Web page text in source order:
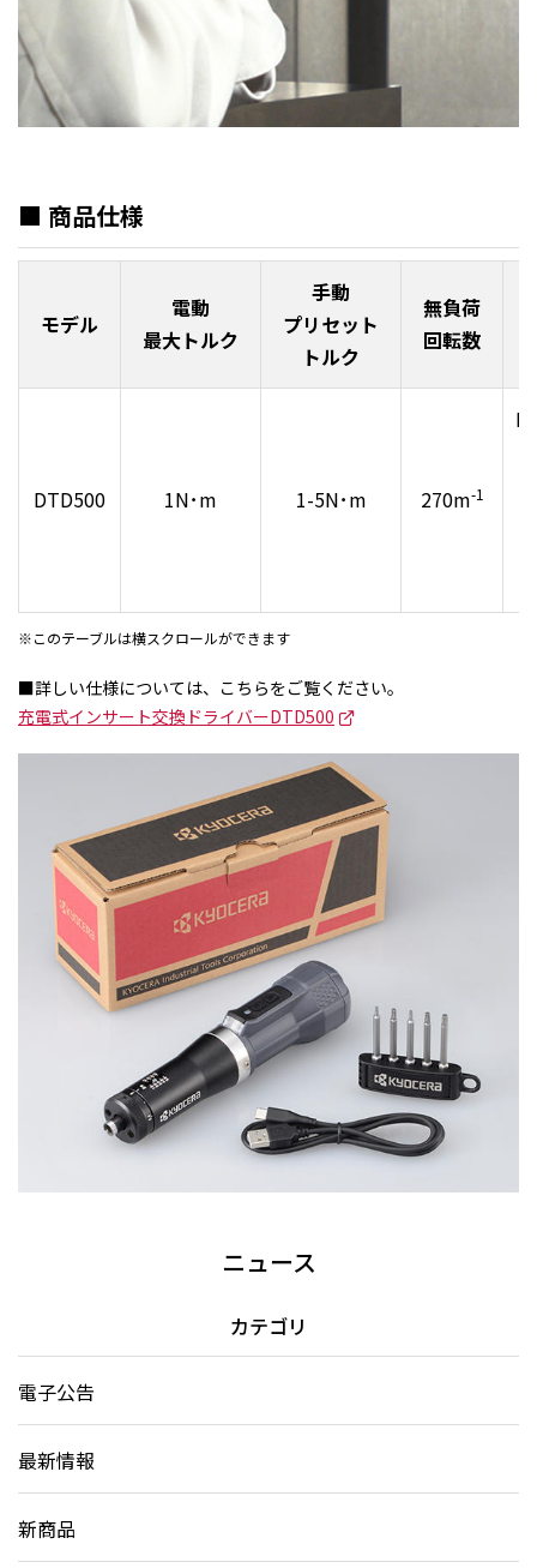
■ 商品仕様
モデル
電動
最大トルク
手動
プリセット
トルク
無負荷
回転数
DTD500 1N･m 1-5N･m 270m-1
※このテーブルは横スクロールができます
■詳しい仕様については、こちらをご覧ください。
充電式インサート交換ドライバーDTD500
ニュース
カテゴリ
電子公告
最新情報
新商品